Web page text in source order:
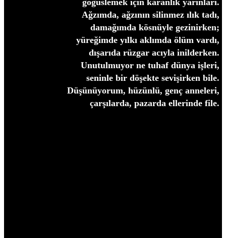
Ağzımda, ağzının silinmez ılık tadı,
damağımda kösnüyle gezinirken;
yüreğimde yılkı aklımda ölüm vardı,
dışarıda rüzgar acıyla inilderken.
Unutulmuyor ne tuhaf dünya işleri,
seninle bir döşekte sevişirken bile.
Düşünüyorum, hüzünlü, genç anneleri,
çarşılarda, pazarda ellerinde file.